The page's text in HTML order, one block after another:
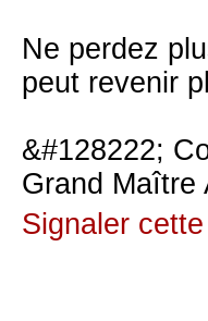
Ne perdez
peut revenir
&#128222;
Grand Maître
Signaler